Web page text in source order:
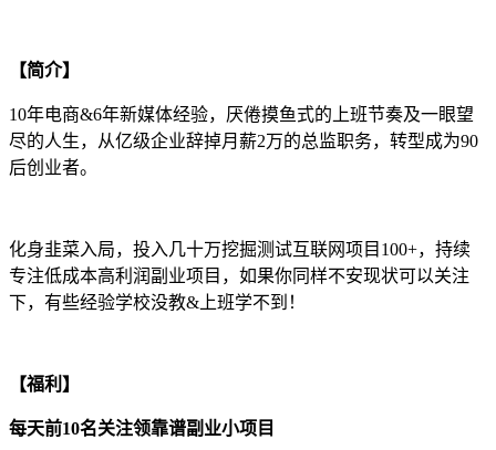
【简介】
10年电商&6年新媒体经验，厌倦摸鱼式的上班节奏及一眼望
尽的人生，从亿级企业辞掉月薪2万的总监职务，转型成为90
后创业者。
化身韭菜入局，投入几十万挖掘测试互联网项目100+，持续
专注低成本高利润副业项目，如果你同样不安现状可以关注
下，有些经验学校没教&上班学不到！
【福利】
每天前10名关注领靠谱副业小项目